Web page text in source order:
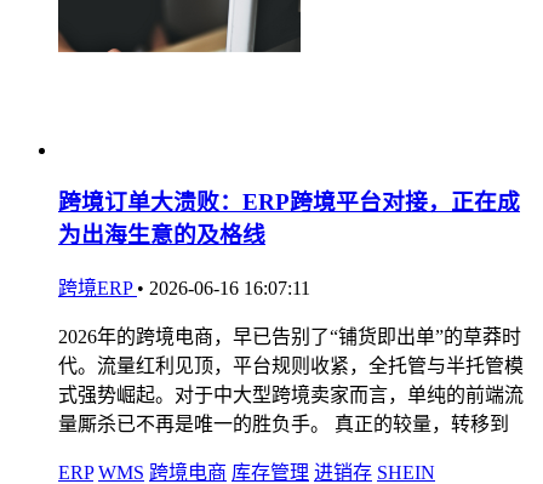
跨境订单大溃败：ERP跨境平台对接，正在成
为出海生意的及格线
跨境ERP • 2026-06-16 16:07:11
2026年的跨境电商，早已告别了“铺货即出单”的草莽时
代。流量红利见顶，平台规则收紧，全托管与半托管模
式强势崛起。对于中大型跨境卖家而言，单纯的前端流
量厮杀已不再是唯一的胜负手。 真正的较量，转移到
ERP WMS 跨境电商 库存管理 进销存 SHEIN